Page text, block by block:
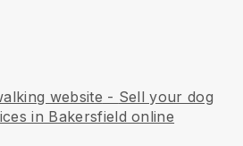
website - Sell your dog
in Bakersfield online